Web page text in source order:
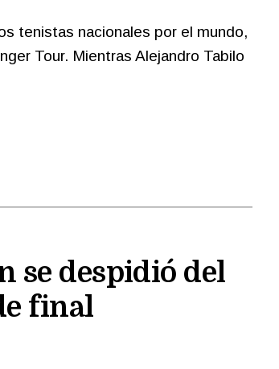
tenistas nacionales por el mundo,
Tour. Mientras Alejandro Tabilo
se despidió del
final